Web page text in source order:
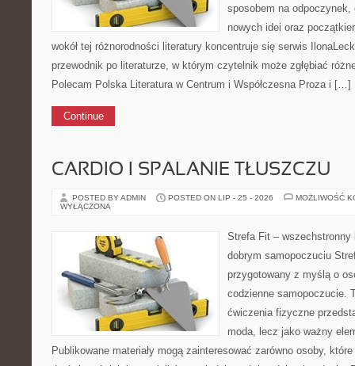
sposobem na odpoczynek,
nowych idei oraz
wokół tej różnorodności literatury koncentruje się serwis
przewodnik po literaturze, w którym czytelnik może zgłębiać
Polecam Polska Literatura w Centrum i Współczesna Proza i […]
Continue
CARDIO I SPALANIE TŁUSZCZU
POSTED BY ADMIN POSTED ON LIP - 25 - 2026
MOŻLIWOŚĆ
WYŁĄCZONA
Strefa Fit –
dobrym samopoczuciu
przygotowany z myślą o
codzienne samopoczucie.
ćwiczenia fizyczne
moda, lecz jako ważny
Publikowane materiały mogą zainteresować zarówno osoby,